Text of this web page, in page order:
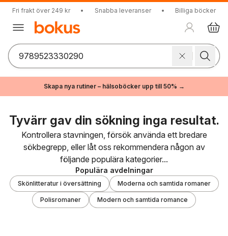
Fri frakt över 249 kr • Snabba leveranser • Billiga böcker
Skapa nya rutiner – hälsoböcker upp till 50% →
Tyvärr gav din sökning inga resultat.
Kontrollera stavningen, försök använda ett bredare
sökbegrepp, eller låt oss rekommendera någon av
följande populära kategorier...
Populära avdelningar
Skönlitteratur i översättning Moderna och samtida romaner
Polisromaner Modern och samtida romance